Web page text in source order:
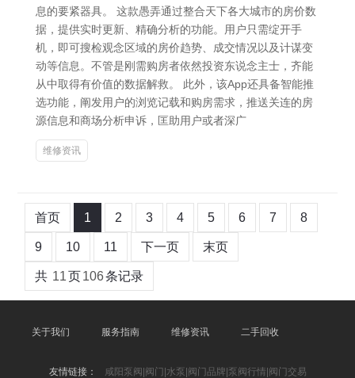
息的要紧器具。 这款愚弄通过整合天下各大城市的房价数
据，提供实时更新、精确分析的功能。用户只需绽开手
机，即可搜检观念区域的房价趋势、成交情况以及计谋变
动等信息。不管是刚需购房者依然投资东说念主士，齐能
从中取得有价值的数据解救。 此外，该App还具备智能推
选功能，阐发用户的浏览记载和购房需求，推送关连的房
源信息和商场分析申诉，匡助用户或者深广
维修资讯
首页 1 2 3 4 5 6 7 8
9 10 11 下一页 末页
共 11页106条记录
关于我们 服务指南 维修资讯 二手回收
友情链接：
咸阳泵阀|阀门|水泵|阀门品牌|泵阀行情|阀门交易